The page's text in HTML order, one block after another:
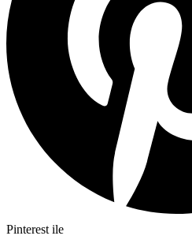
Pinterest ile